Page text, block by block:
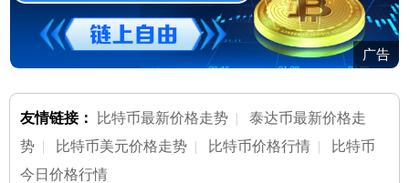
广告
友情链接： 比特币最新价格走势 |泰达币最新价格走
势 | 比特币美元价格走势 | 比特币价格行情 | 比特币
今日价格行情